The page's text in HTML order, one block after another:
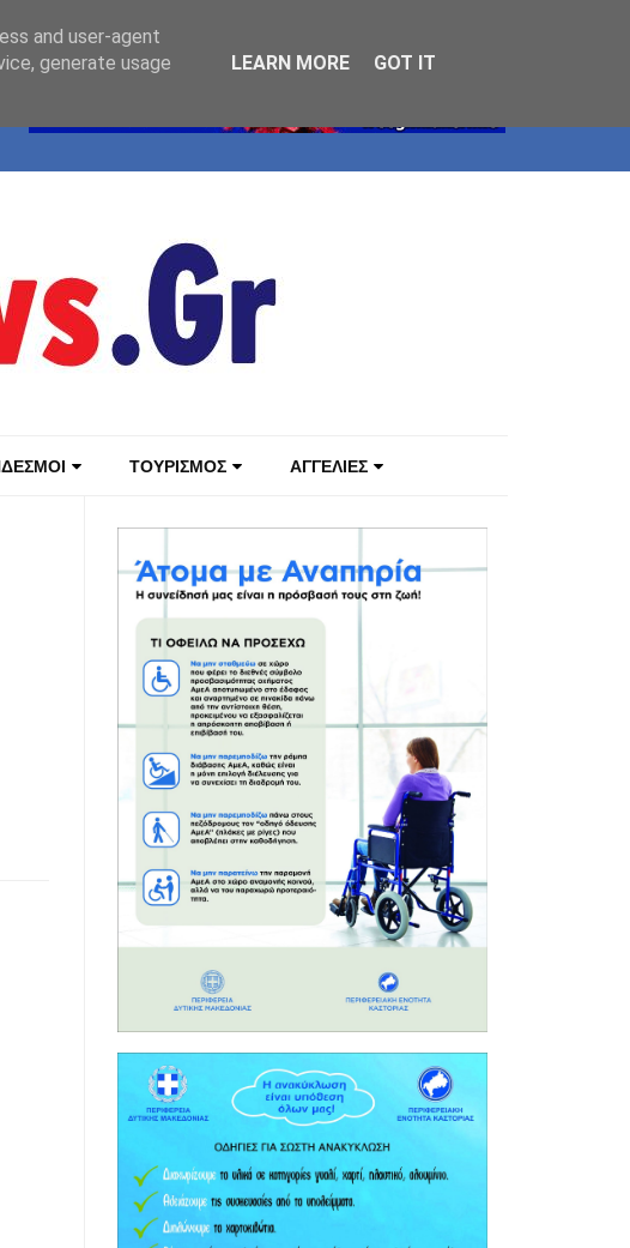
ΤΟΥΡΙΣΜΟΣ ΑΓΓΕΛΙΕΣ
and user-agent
generate usage
LEARN MORE GOT IT